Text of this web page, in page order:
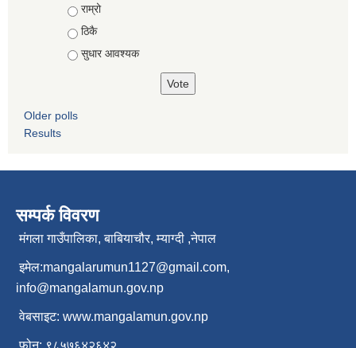
Choices
राम्रो
ठिकै
सुधार आवश्यक
Older polls
Results
सम्पर्क विवरण
मंगला गाउँपालिका, बाबियाचौर, म्याग्दी ,नेपाल
इमेल:mangalarumun1127@gmail.com,
info@mangalamun.gov.np
वेबसाइट: www.mangalamun.gov.np